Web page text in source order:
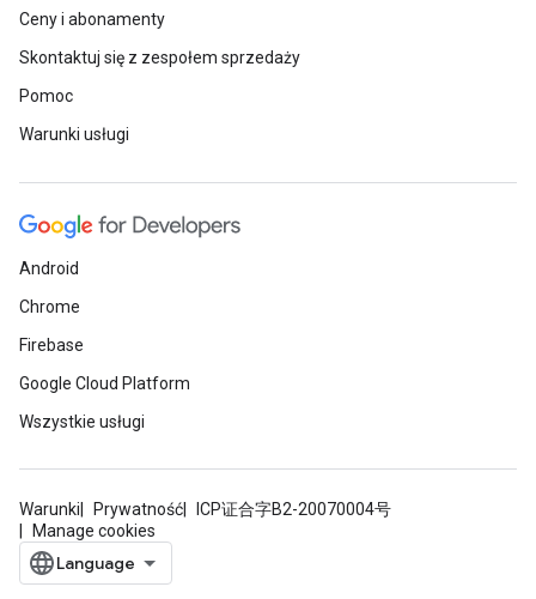
Ceny i abonamenty
Skontaktuj się z zespołem sprzedaży
Pomoc
Warunki usługi
Android
Chrome
Firebase
Google Cloud Platform
Wszystkie usługi
Warunki Prywatność
ICP证合字B2-20070004号
Manage cookies